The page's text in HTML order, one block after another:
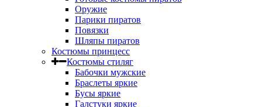
Оружие
Парики пиратов
Повязки
Шляпы пиратов
Костюмы принцесс
Костюмы стиляг
Бабочки мужские
Браслеты яркие
Бусы яркие
Галстуки яркие